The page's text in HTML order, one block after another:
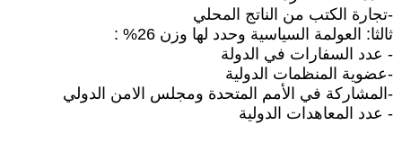
-تجارة الكتب من الناتج المحلي
ثالثا: العولمة السياسية وحدد لها وزن 26% :
- عدد السفارات في الدولة
-عضوية المنظمات الدولية
-المشاركة في الأمم المتحدة ومجلس الامن الدولي
- عدد المعاهدات الدولية